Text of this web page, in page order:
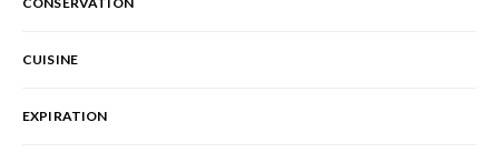
CUISINE
EXPIRATION